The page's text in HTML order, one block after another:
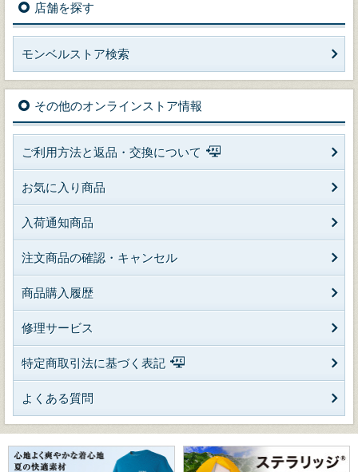
店舗を探す
モンベルストア検索
その他のオンラインストア情報
ご利用方法と返品・交換について
お気に入り商品
入荷通知商品
注文商品の確認・キャンセル
商品購入履歴
修理サービス
特定商取引法に基づく表記
よくある質問